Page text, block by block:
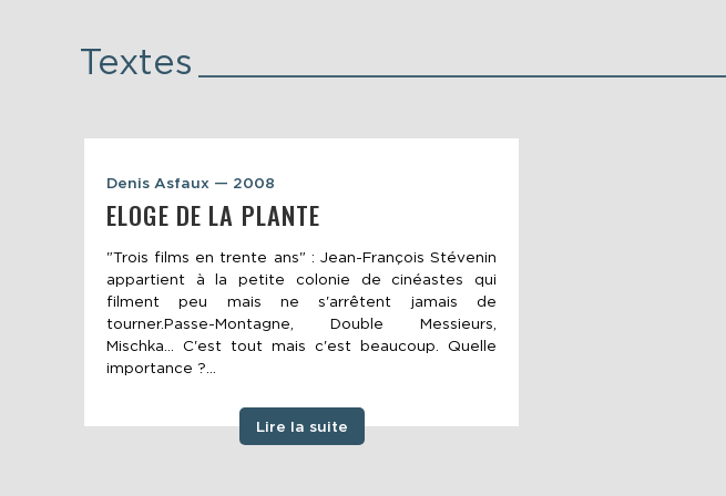
Textes
Denis Asfaux — 2008
ELOGE DE LA PLANTE
"Trois films en trente ans" : Jean-François Stévenin
appartient à la petite colonie de cinéastes qui
filment peu mais ne s'arrêtent jamais de
tourner.Passe-Montagne, Double Messieurs,
Mischka... C'est tout mais c'est beaucoup. Quelle
importance ?...
Lire la suite